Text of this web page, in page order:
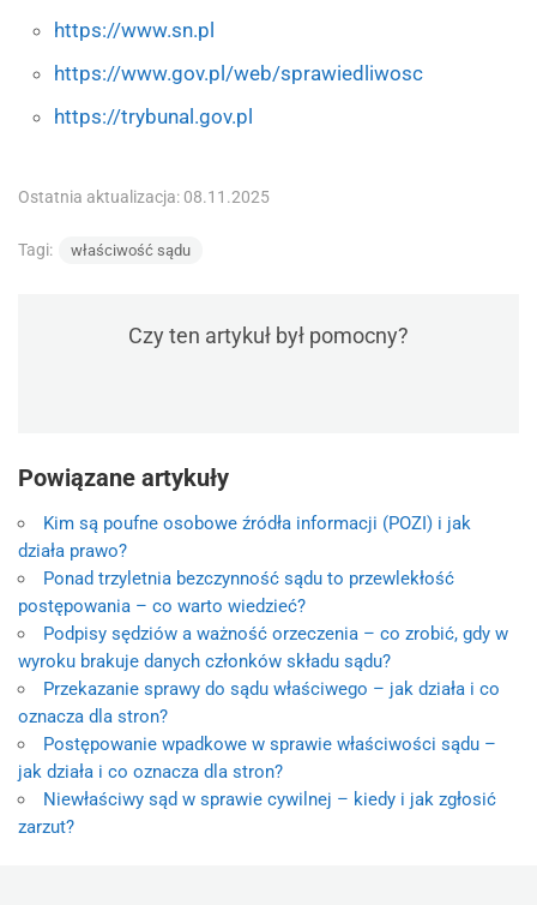
https://www.sn.pl
https://www.gov.pl/web/sprawiedliwosc
https://trybunal.gov.pl
Ostatnia aktualizacja: 08.11.2025
Tagi: właściwość sądu
Czy ten artykuł był pomocny?
Powiązane artykuły
Kim są poufne osobowe źródła informacji (POZI) i jak
działa prawo?
Ponad trzyletnia bezczynność sądu to przewlekłość
postępowania – co warto wiedzieć?
Podpisy sędziów a ważność orzeczenia – co zrobić, gdy w
wyroku brakuje danych członków składu sądu?
Przekazanie sprawy do sądu właściwego – jak działa i co
oznacza dla stron?
Postępowanie wpadkowe w sprawie właściwości sądu –
jak działa i co oznacza dla stron?
Niewłaściwy sąd w sprawie cywilnej – kiedy i jak zgłosić
zarzut?